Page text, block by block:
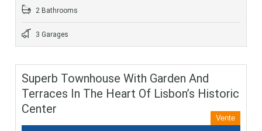
2 Bathrooms
3 Garages
Superb Townhouse With Garden And
Terraces In The Heart Of Lisbon’s Historic
Center
Vente